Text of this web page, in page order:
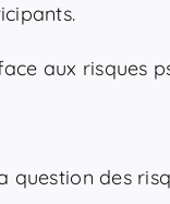
aux risques
des